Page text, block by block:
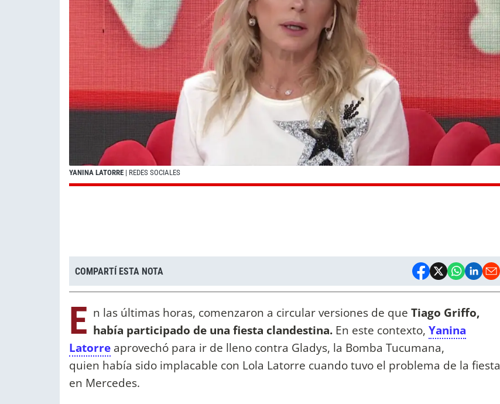
YANINA LATORRE | REDES SOCIALES
COMPARTÍ ESTA NOTA
E n las últimas horas, comenzaron a circular versiones de que Tiago Griffo,
había participado de una fiesta clandestina. En este contexto, Yanina
Latorre aprovechó para ir de lleno contra Gladys, la Bomba Tucumana,
quien había sido implacable con Lola Latorre cuando tuvo el problema de la fiesta
en Mercedes.